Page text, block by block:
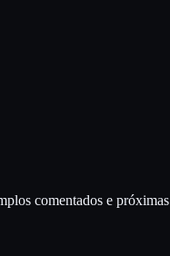
comentados e próximas